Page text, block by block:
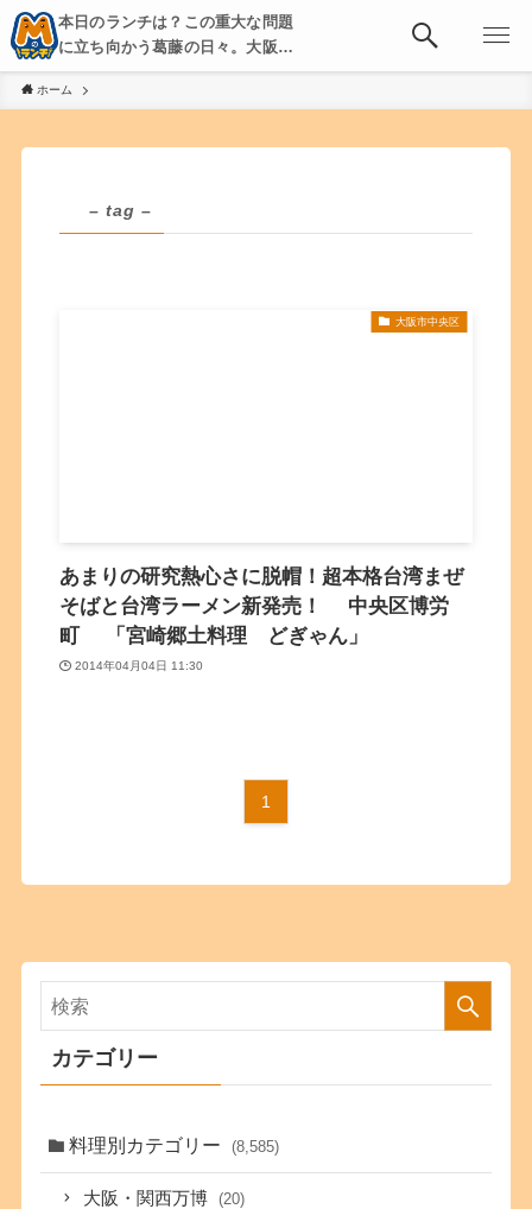
本日のランチは？この重大な問題
に立ち向かう葛藤の日々。大阪・
京都・神戸を中心とした食べ歩
き、飲み歩きを綴る。
ホーム
– tag –
大阪市中央区
あまりの研究熱心さに脱帽！超本格台湾まぜ
そばと台湾ラーメン新発売！ 中央区博労
町 「宮崎郷土料理 どぎゃん」
2014年04月04日 11:30
1
カテゴリー
料理別カテゴリー (8,585)
大阪・関西万博 (20)